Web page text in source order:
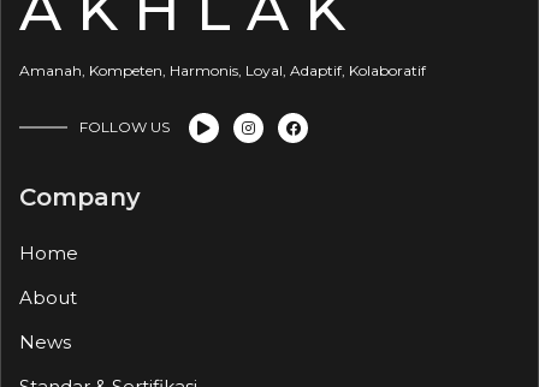
Amanah, Kompeten, Harmonis, Loyal, Adaptif, Kolaboratif
FOLLOW US
Company
Home
About
News